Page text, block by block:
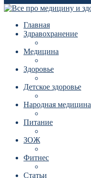
Главная
Здравохранение
Медицина
Здоровье
Детское здоровье
Народная медицина
Питание
ЗОЖ
Фитнес
Статьи